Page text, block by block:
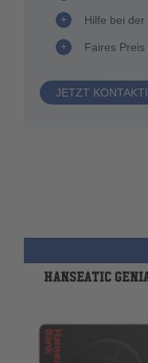
Hilfe bei
Faires
JETZT
HANSEATIC